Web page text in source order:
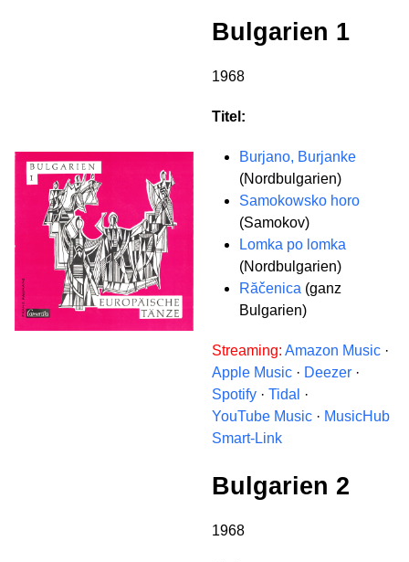
Bulgarien 1
1968
Titel:
Burjano, Burjanke
(Nordbulgarien)
Samokowsko horo
(Samokov)
Lomka po lomka
(Nordbulgarien)
Răčenica (ganz
Bulgarien)
Streaming: Amazon Music ·
Apple Music · Deezer ·
Spotify · Tidal ·
YouTube Music · MusicHub
Smart-Link
Bulgarien 2
1968